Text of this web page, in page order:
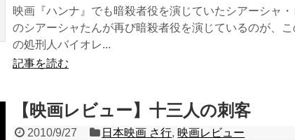
映画『ハンナ』でも暗殺者役を演じていたシアーシャ・
のシアーシャたんが再び暗殺者役を演じているのが、
の処刑人バイオレ...
記事を読む
【映画レビュー】十三人の刺客
2010/9/27 日本映画 さ行, 映画レビュー